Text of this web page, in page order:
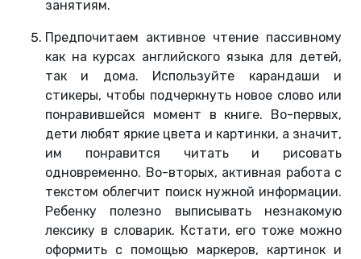
занятиям.
Предпочитаем активное чтение пассивному
как на курсах английского языка для детей,
так и дома. Используйте карандаши и
стикеры, чтобы подчеркнуть новое слово или
понравившейся момент в книге. Во-первых,
дети любят яркие цвета и картинки, а значит,
им понравится читать и рисовать
одновременно. Во-вторых, активная работа с
текстом облегчит поиск нужной информации.
Ребенку полезно выписывать незнакомую
лексику в словарик. Кстати, его тоже можно
оформить с помощью маркеров, картинок и